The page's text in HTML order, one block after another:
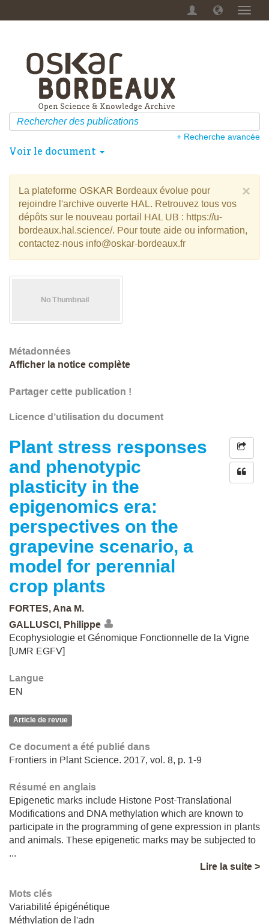
Menu
+ Recherche avancée
Voir le document
×
La plateforme OSKAR Bordeaux évolue pour
rejoindre l'archive ouverte HAL. Retrouvez tous vos
dépôts sur le nouveau portail HAL UB : https://u-
bordeaux.hal.science/. Pour toute aide ou information,
contactez-nous info@oskar-bordeaux.fr
Métadonnées
Afficher la notice complète
Partager cette publication !
Licence d’utilisation du document
Plant stress responses
and phenotypic
plasticity in the
epigenomics era:
perspectives on the
grapevine scenario, a
model for perennial
crop plants
FORTES, Ana M.
GALLUSCI, Philippe
Ecophysiologie et Génomique Fonctionnelle de la Vigne
[UMR EGFV]
Langue
EN
Article de revue
Ce document a été publié dans
Frontiers in Plant Science. 2017, vol. 8, p. 1-9
Résumé en anglais
Epigenetic marks include Histone Post-Translational
Modifications and DNA methylation which are known to
participate in the programming of gene expression in plants
and animals. These epigenetic marks may be subjected to
...
Lire la suite >
Mots clés
Variabilité épigénétique
Méthylation de l'adn